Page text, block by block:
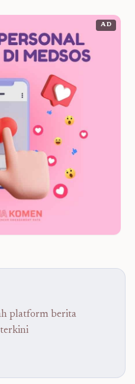
AD
platform berita
terkini